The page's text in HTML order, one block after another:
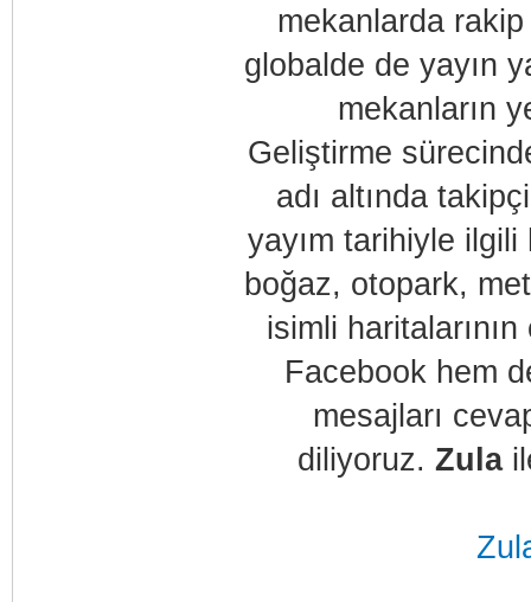
mekanlarda rakip
globalde de yayın
mekanların
Geliştirme
adı altında
yayım tarihiyle ilgili
boğaz, otopark,
isimli
Facebook hem
mesajları
diliyoruz. Zula